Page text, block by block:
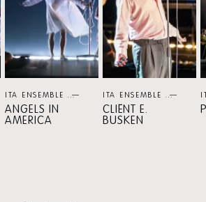
ITA ENSEMBLE THEATER
ANGELS IN
AMERICA
ITA ENSEMBLE
CLIËNT E.
BUSKEN